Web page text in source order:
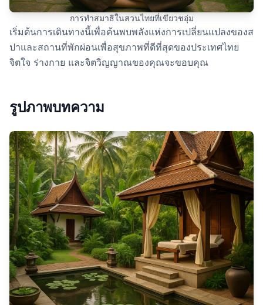
การทำสมาธิในสวนไทยที่เขียวชอุ่ม
เริ่มต้นการเดินทางนี้เพื่อค้นพบพลังแห่งการเปลี่ยนแปลงของส
ปาและสถานที่พักผ่อนเพื่อสุขภาพที่ดีที่สุดของประเทศไทย
จิตใจ ร่างกาย และจิตวิญญาณของคุณจะขอบคุณ
รูปภาพบทความ